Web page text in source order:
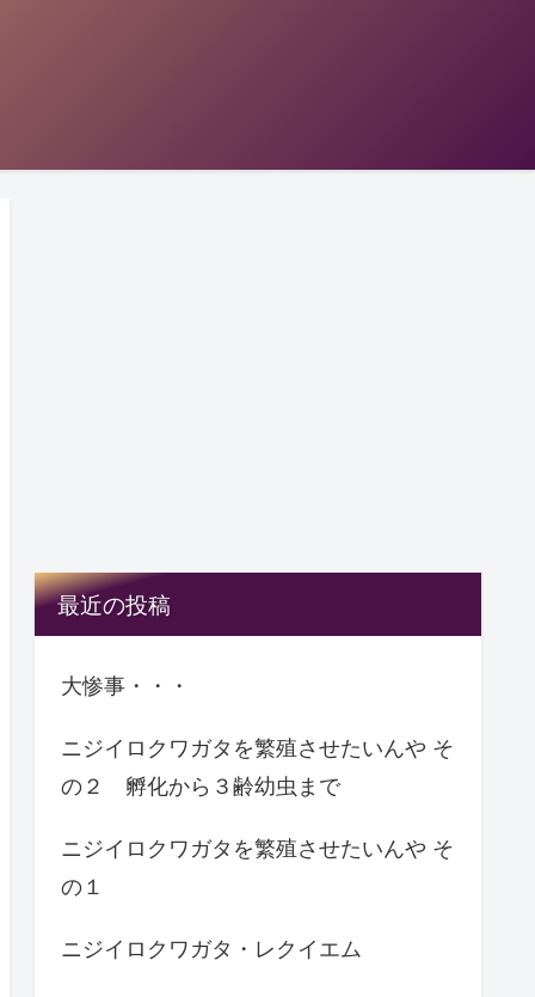
最近の投稿
大惨事・・・
ニジイロクワガタを繁殖させたいんや そ
の２ 孵化から３齢幼虫まで
ニジイロクワガタを繁殖させたいんや そ
の１
ニジイロクワガタ・レクイエム